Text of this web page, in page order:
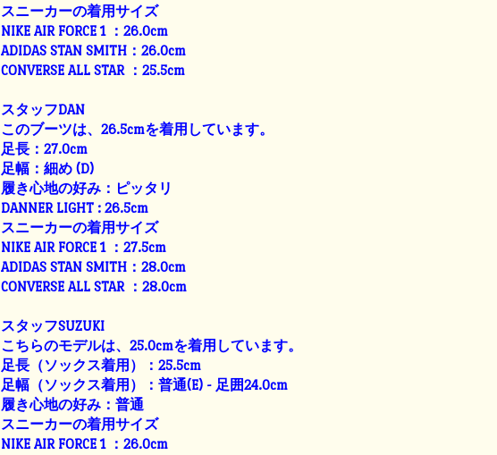
スニーカーの着用サイズ
NIKE AIR FORCE 1 ：26.0cm
ADIDAS STAN SMITH：26.0cm
CONVERSE ALL STAR ：25.5cm
スタッフDAN
このブーツは、26.5cmを着用しています。
足長：27.0cm
足幅：細め (D)
履き心地の好み：ピッタリ
DANNER LIGHT : 26.5cm
スニーカーの着用サイズ
NIKE AIR FORCE 1 ：27.5cm
ADIDAS STAN SMITH：28.0cm
CONVERSE ALL STAR ：28.0cm
スタッフSUZUKI
こちらのモデルは、25.0cmを着用しています。
足長（ソックス着用）：25.5cm
足幅（ソックス着用）：普通(E) - 足囲24.0cm
履き心地の好み：普通
スニーカーの着用サイズ
NIKE AIR FORCE 1 ：26.0cm